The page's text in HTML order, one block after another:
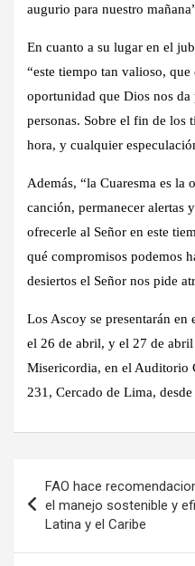
augurio para nuestro
En cuanto a su lugar en el
“este tiempo tan valioso, que
oportunidad que Dios nos
personas. Sobre el fin de los
hora, y cualquier
Además, “la Cuaresma es la
canción, permanecer alertas
ofrecerle al Señor en este
qué compromisos podemos
desiertos el Señor nos pide
Los Ascoy se presentarán
el 26 de abril, y el 27 de
Misericordia, en el Auditorio
231, Cercado de Lima,
de
entradas
FAO hace
el manejo sostenible y
Latina y el Caribe